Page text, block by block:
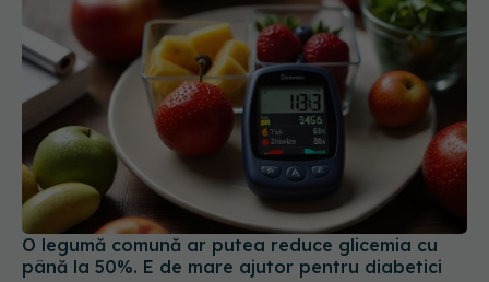
O legumă comună ar putea reduce glicemia cu
până la 50%. E de mare ajutor pentru diabetici